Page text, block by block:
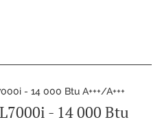
- 14 000 Btu